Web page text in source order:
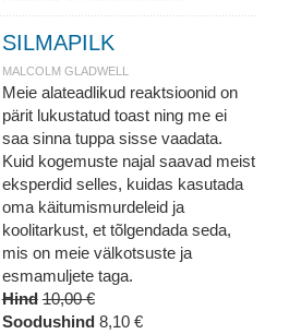
SILMAPILK
MALCOLM GLADWELL
Meie alateadlikud reaktsioonid on
pärit lukustatud toast ning me ei
saa sinna tuppa sisse vaadata.
Kuid kogemuste najal saavad meist
eksperdid selles, kuidas kasutada
oma käitumismurdeleid ja
koolitarkust, et tõlgendada seda,
mis on meie välkotsuste ja
esmamuljete taga.
Hind 10,00 €
Soodushind 8,10 €